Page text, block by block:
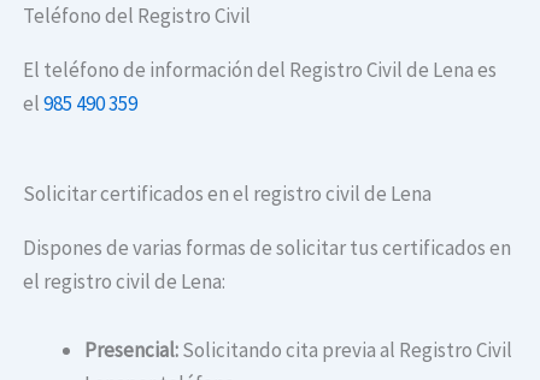
Teléfono del Registro Civil
El teléfono de información del Registro Civil de Lena es
el985 490 359
Solicitar certificados en el registro civil de Lena
Dispones de varias formas de solicitar tus certificados en
el registro civil de Lena:
Presencial:Solicitando cita previa al Registro Civil